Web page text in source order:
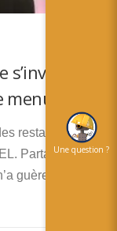
à
restaurants,
Partant du
guère évolué
Une question ?